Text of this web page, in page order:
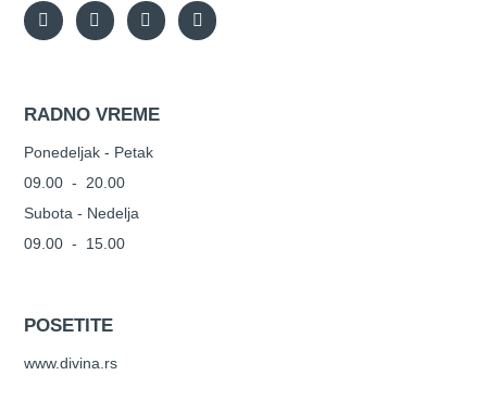
RADNO VREME
Ponedeljak - Petak
09.00 - 20.00
Subota - Nedelja
09.00 - 15.00
POSETITE
www.divina.rs